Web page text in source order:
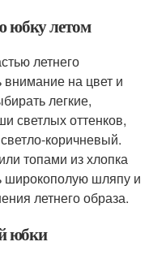
юбку летом
летнего
внимание на цвет и
легкие,
светлых оттенков,
коричневый.
топами из хлопка
широкополую шляпу и
летнего образа.
юбки